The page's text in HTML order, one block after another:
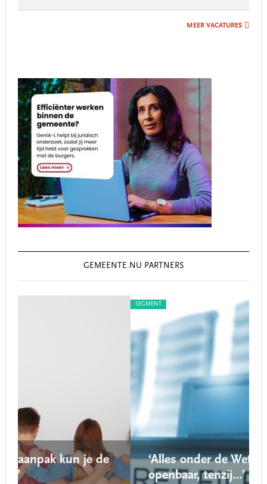
MEER VACATURES
GEMEENTE.NU PARTNERS
‘Alles onder de Wet open overheid is
openbaar, tenzij…’